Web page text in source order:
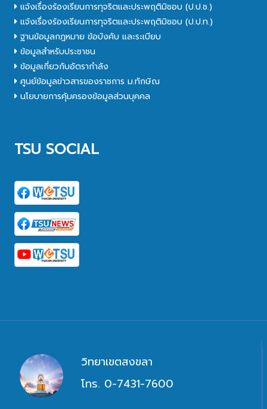
แจ้งเรื่องร้องเรียนการทุจริตและประพฤติมิชอบ (ป.ป.ช.)
แจ้งเรื่องร้องเรียนการทุจริตและประพฤติมิชอบ (ป.ป.ท.)
ฐานข้อมูลกฎหมาย ข้อบังคับ และระเบียบ
ข้อมูลสำหรับประชาชน
ข้อมูลเกี่ยวกับอัตรากำลัง
ศูนย์ข้อมูลข่าวสารของราชการ ม.ทักษิณ
นโยบายการคุ้มครองข้อมูลส่วนบุคคล
TSU SOCIAL
วิทยาเขตสงขลา
โทร. 0-7431-7600